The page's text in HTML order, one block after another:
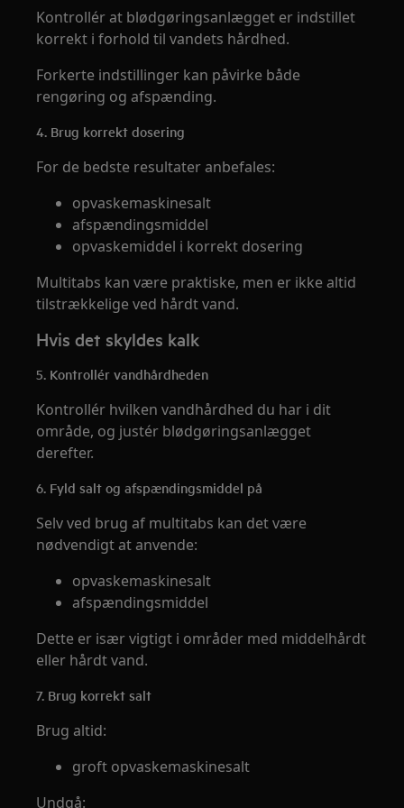
Kontrollér at blødgøringsanlægget er indstillet
korrekt i forhold til vandets hårdhed.
Forkerte indstillinger kan påvirke både
rengøring og afspænding.
4. Brug korrekt dosering
For de bedste resultater anbefales:
opvaskemaskinesalt
afspændingsmiddel
opvaskemiddel i korrekt dosering
Multitabs kan være praktiske, men er ikke altid
tilstrækkelige ved hårdt vand.
Hvis det skyldes kalk
5. Kontrollér vandhårdheden
Kontrollér hvilken vandhårdhed du har i dit
område, og justér blødgøringsanlægget
derefter.
6. Fyld salt og afspændingsmiddel på
Selv ved brug af multitabs kan det være
nødvendigt at anvende:
opvaskemaskinesalt
afspændingsmiddel
Dette er især vigtigt i områder med middelhårdt
eller hårdt vand.
7. Brug korrekt salt
Brug altid:
groft opvaskemaskinesalt
Undgå: